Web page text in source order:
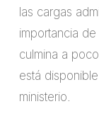
las cargas
importancia
culmina a
está
ministerio.